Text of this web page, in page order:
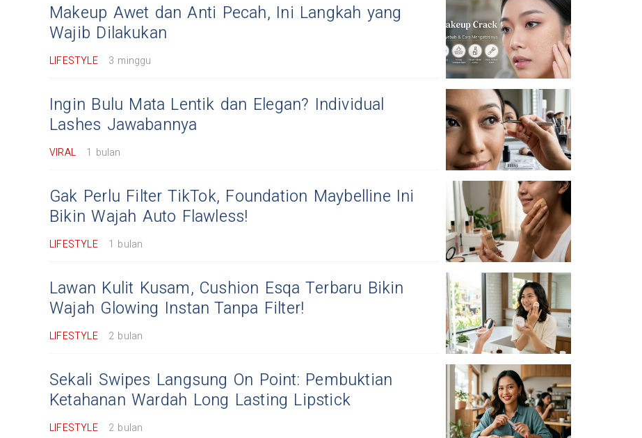
Makeup Awet dan Anti Pecah, Ini Langkah yang
Wajib Dilakukan
LIFESTYLE 3 minggu
Ingin Bulu Mata Lentik dan Elegan? Individual
Lashes Jawabannya
VIRAL 1 bulan
Gak Perlu Filter TikTok, Foundation Maybelline Ini
Bikin Wajah Auto Flawless!
LIFESTYLE 1 bulan
Lawan Kulit Kusam, Cushion Esqa Terbaru Bikin
Wajah Glowing Instan Tanpa Filter!
LIFESTYLE 2 bulan
Sekali Swipes Langsung On Point: Pembuktian
Ketahanan Wardah Long Lasting Lipstick
LIFESTYLE 2 bulan